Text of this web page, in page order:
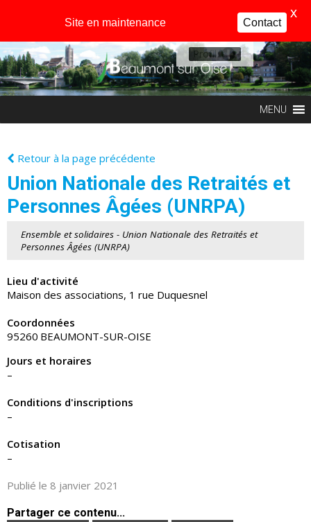
Profil
MENU
Retour à la page précédente
Union Nationale des Retraités et
Personnes Âgées (UNRPA)
Ensemble et solidaires - Union Nationale des Retraités et
Personnes Âgées (UNRPA)
Lieu d'activité
Maison des associations, 1 rue Duquesnel
Coordonnées
95260 BEAUMONT-SUR-OISE
Jours et horaires
–
Conditions d'inscriptions
–
Cotisation
–
Publié le 8 janvier 2021
Partager ce contenu...
Site en maintenance Contact
X